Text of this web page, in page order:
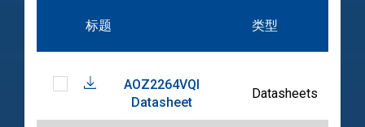
标题 类型
AOZ2264VQI
Datasheet
Datasheets